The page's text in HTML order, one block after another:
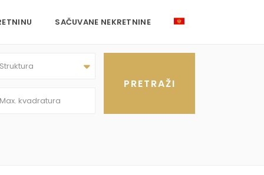
SAČUVANE NEKRETNINE
Struktura